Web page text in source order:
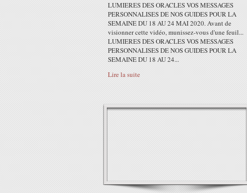
LUMIERES DES ORACLES VOS MESSAGES
PERSONNALISES DE NOS GUIDES POUR LA
SEMAINE DU 18 AU 24 MAI 2020. Avant de
visionner cette vidéo, munissez-vous d'une feuil...
LUMIERES DES ORACLES VOS MESSAGES
PERSONNALISES DE NOS GUIDES POUR LA
SEMAINE DU 18 AU 24...
Lire la suite